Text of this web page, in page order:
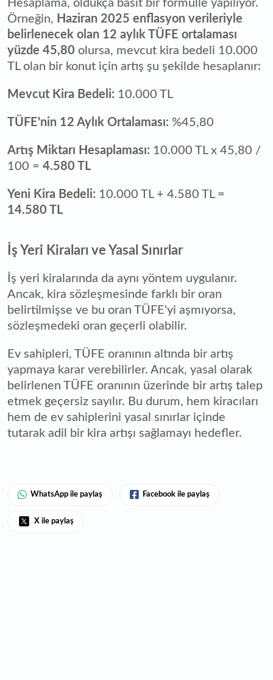
Hesaplama, oldukça basit bir formülle yapılıyor.
Örneğin, Haziran 2025 enflasyon verileriyle
belirlenecek olan 12 aylık TÜFE ortalaması
yüzde 45,80 olursa, mevcut kira bedeli 10.000
TL olan bir konut için artış şu şekilde hesaplanır:
Mevcut Kira Bedeli: 10.000 TL
TÜFE'nin 12 Aylık Ortalaması: %45,80
Artış Miktarı Hesaplaması: 10.000 TL x 45,80 /
100 = 4.580 TL
Yeni Kira Bedeli: 10.000 TL + 4.580 TL =
14.580 TL
İş Yeri Kiraları ve Yasal Sınırlar
İş yeri kiralarında da aynı yöntem uygulanır.
Ancak, kira sözleşmesinde farklı bir oran
belirtilmişse ve bu oran TÜFE'yi aşmıyorsa,
sözleşmedeki oran geçerli olabilir.
Ev sahipleri, TÜFE oranının altında bir artış
yapmaya karar verebilirler. Ancak, yasal olarak
belirlenen TÜFE oranının üzerinde bir artış talep
etmek geçersiz sayılır. Bu durum, hem kiracıları
hem de ev sahiplerini yasal sınırlar içinde
tutarak adil bir kira artışı sağlamayı hedefler.
WhatsApp ile paylaş Facebook ile paylaş
X ile paylaş